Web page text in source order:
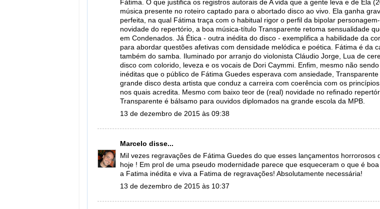
Fátima. O que justifica os registros autorais de A vida que a gente leva e de Ela
música presente no roteiro captado para o abortado disco ao vivo. Ela ganha
perfeita, na qual Fátima traça com o habitual rigor o perfil da bipolar
novidade do repertório, a boa música-título Transparente retoma sensualidade
em Condenados. Já Ética - outra inédita do disco - exemplifica a habilidade da
para abordar questões afetivas com densidade melódica e poética. Fátima é da
também do samba. Iluminado por arranjo do violonista Cláudio Jorge, Lua de
disco com colorido, leveza e os vocais de Dori Caymmi. Enfim, mesmo não
inéditas que o público de Fátima Guedes esperava com ansiedade,
grande disco desta artista que conduz a carreira com coerência com os
nos quais acredita. Mesmo com baixo teor de (real) novidade no refinado
Transparente é bálsamo para ouvidos diplomados na grande escola da MPB.
13 de dezembro de 2015 às 09:38
Marcelo disse...
Mil vezes regravações de Fátima Guedes do que esses lançamentos horrorosos
hoje ! Em prol de uma pseudo modernidade parece que esqueceram o que é
a Fatima inédita e viva a Fatima de regravações! Absolutamente necessária!
13 de dezembro de 2015 às 10:37